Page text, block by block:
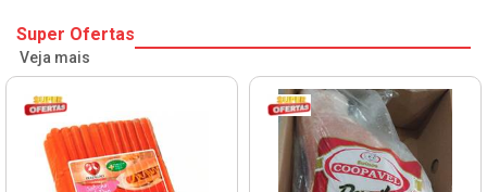
Super Ofertas
Veja mais